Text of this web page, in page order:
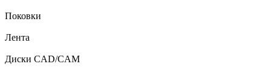
Поковки
Лента
Диски CAD/CAM